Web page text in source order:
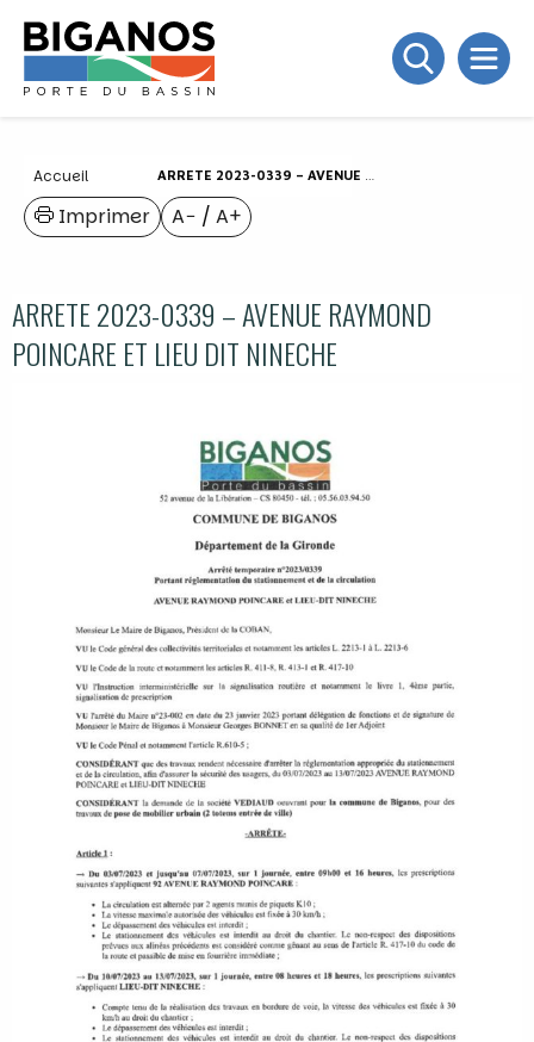
Accueil ARRETE 2023-0339 – AVENUE RAYMOND POINCARE ET LIEU DIT NINECHE
A− / A+
Imprimer
ARRETE 2023-0339 – AVENUE RAYMOND
POINCARE ET LIEU DIT NINECHE